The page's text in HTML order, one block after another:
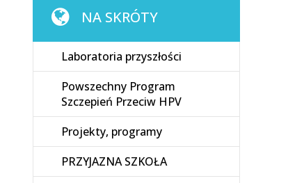
NA SKRÓTY
Laboratoria przyszłości
Powszechny Program
Szczepień Przeciw HPV
Projekty, programy
PRZYJAZNA SZKOŁA